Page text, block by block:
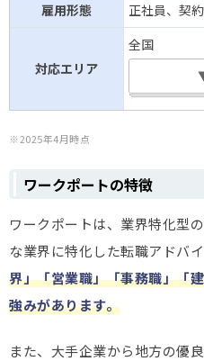
雇用形態
正社員、契
対応エリア
全国
※2025年4月時点
ワークポートの特徴
ワークポートは、業界特化型
な業界に特化した転職アドバ
界」「営業職」「事務職」「
強みがあります。
また、大手企業から地方の優